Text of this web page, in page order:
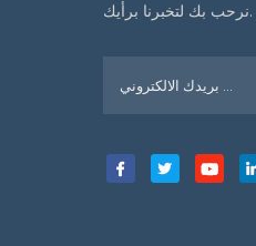
نرحب بك لتخبرنا برأيك.